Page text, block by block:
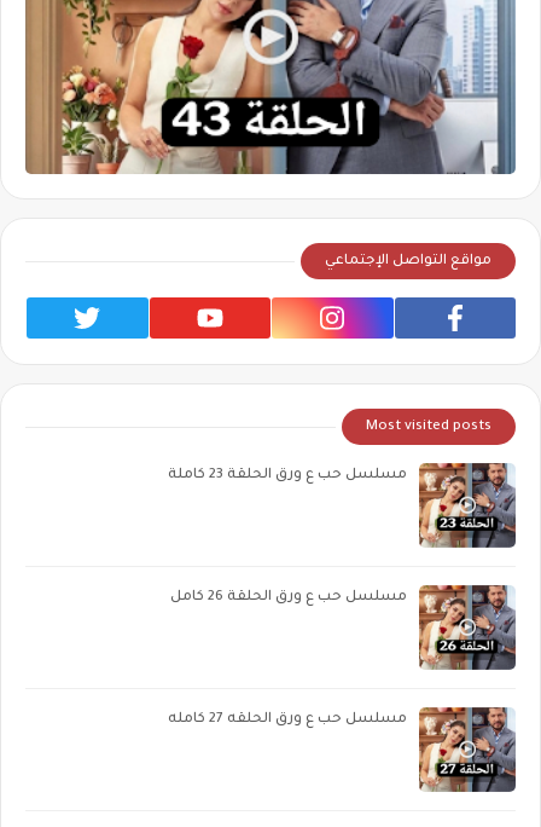
مواقع التواصل الإجتماعي
Most visited posts
مسلسل حب ع ورق الحلقة 23 كاملة
مسلسل حب ع ورق الحلقة 26 كامل
مسلسل حب ع ورق الحلقه 27 كامله